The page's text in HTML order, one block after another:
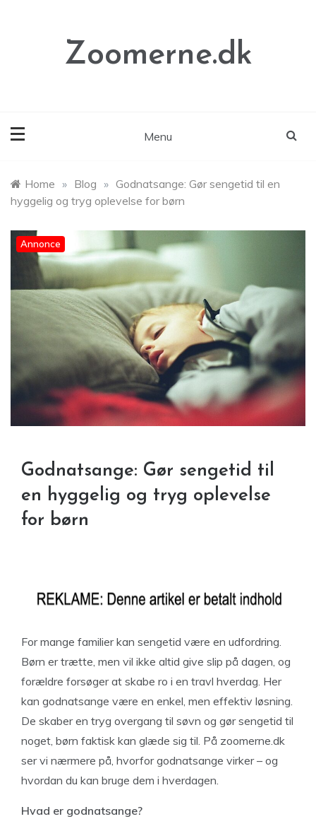
Zoomerne.dk
Menu
Home » Blog » Godnatsange: Gør sengetid til en
hyggelig og tryg oplevelse for børn
Annonce
Godnatsange: Gør sengetid til
en hyggelig og tryg oplevelse
for børn
For mange familier kan sengetid være en udfordring.
Børn er trætte, men vil ikke altid give slip på dagen, og
forældre forsøger at skabe ro i en travl hverdag. Her
kan godnatsange være en enkel, men effektiv løsning.
De skaber en tryg overgang til søvn og gør sengetid til
noget, børn faktisk kan glæde sig til. På zoomerne.dk
ser vi nærmere på, hvorfor godnatsange virker – og
hvordan du kan bruge dem i hverdagen.
Hvad er godnatsange?